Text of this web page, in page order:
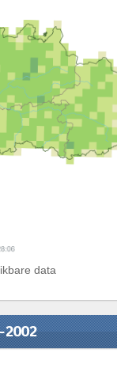
data
2002